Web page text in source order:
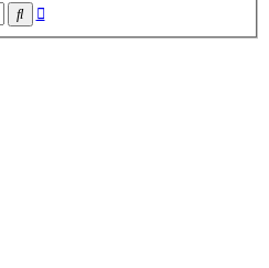
Rechercher
Recherche